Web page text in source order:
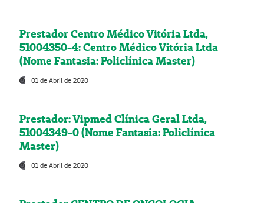
Prestador Centro Médico Vitória Ltda,
51004350-4: Centro Médico Vitória Ltda
(Nome Fantasia: Policlínica Master)
01 de Abril de 2020
Prestador: Vipmed Clínica Geral Ltda,
51004349-0 (Nome Fantasia: Policlínica
Master)
01 de Abril de 2020